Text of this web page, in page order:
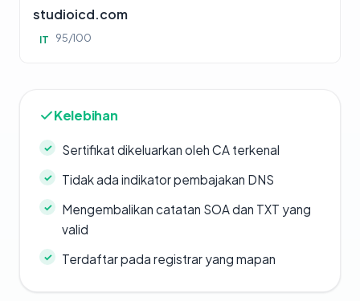
studioicd.com
IT 95/100
Kelebihan
Sertifikat dikeluarkan oleh CA terkenal
Tidak ada indikator pembajakan DNS
Mengembalikan catatan SOA dan TXT yang
valid
Terdaftar pada registrar yang mapan